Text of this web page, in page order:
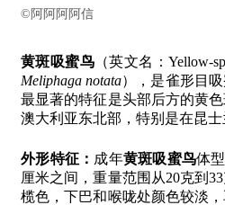
© 阿阿阿阿信
黄斑吸蜜鸟 （英文名：Yellow-
Meliphaga notata），是雀形目
最显著的特征是头部后方的黄
澳大利亚东北部，特别是在昆士
外形特征： 成年黄斑吸蜜鸟体
厘米之间，重量范围从20克到
榄色，下巴和喉咙处颜色较淡